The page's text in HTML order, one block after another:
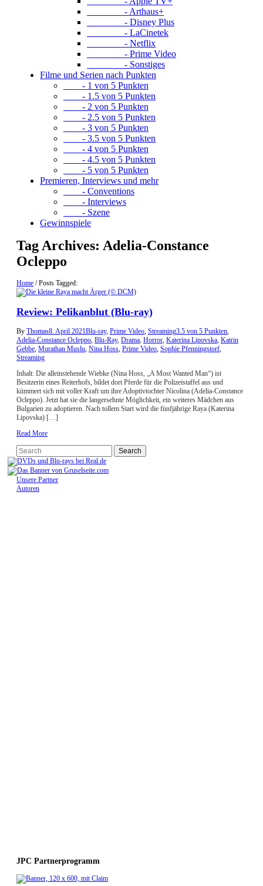
- Arthaus+
- Disney Plus
- LaCinetek
- Netflix
- Prime Video
- Sonstiges
Filme und Serien nach Punkten
- 1 von 5 Punkten
- 1.5 von 5 Punkten
- 2 von 5 Punkten
- 2.5 von 5 Punkten
- 3 von 5 Punkten
- 3.5 von 5 Punkten
- 4 von 5 Punkten
- 4.5 von 5 Punkten
- 5 von 5 Punkten
Premieren, Interviews und mehr
- Conventions
- Interviews
- Szene
Gewinnspiele
Tag Archives: Adelia-Constance
Ocleppo
Home /Posts Tagged:
Review: Pelikanblut (Blu-ray)
By Thomas8. April 2021Blu-ray, Prime Video, Streaming3.5 von 5 Punkten,
Adelia-Constance Ocleppo, Blu-Ray, Drama, Horror, Katerina Lipovska, Katrin
Gebbe, Murathan Muslu, Nina Hoss, Prime Video, Sophie Pfenningstorf,
Streaming
Inhalt: Die alleinstehende Wiebke (Nina Hoss, „A Most Wanted Man“) ist
Besitzerin eines Reiterhofs, bildet dort Pferde für die Polizeistaffel aus und
kümmert sich mit voller Kraft um ihre Adoptivtochter Nicolina (Adelia-Constance
Ocleppo). Jetzt hat sie die langersehnte Möglichkeit, ein weiteres Mädchen aus
Bulgarien zu adoptieren. Nach tollem Start wird die fünfjährige Raya (Katerina
Lipovska) […]
Read More
Unsere Partner
Autoren
JPC Partnerprogramm